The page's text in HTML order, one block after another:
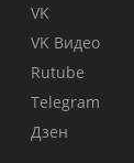
VK
VK Видео
Rutube
Telegram
Дзен